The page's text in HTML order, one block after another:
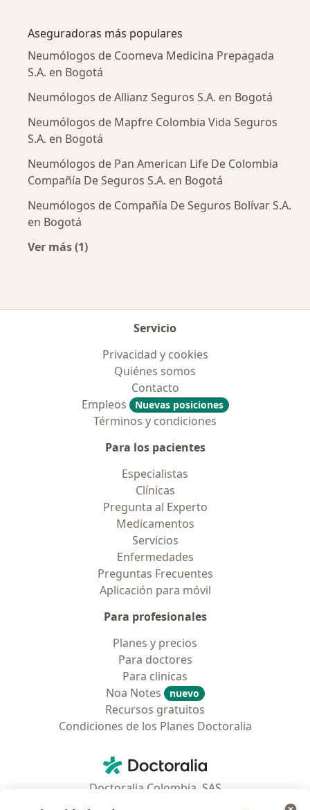
Aseguradoras más populares
Neumólogos de Coomeva Medicina Prepagada
S.A. en Bogotá
Neumólogos de Allianz Seguros S.A. en Bogotá
Neumólogos de Mapfre Colombia Vida Seguros
S.A. en Bogotá
Neumólogos de Pan American Life De Colombia
Compañía De Seguros S.A. en Bogotá
Neumólogos de Compañía De Seguros Bolívar S.A.
en Bogotá
Ver más (1)
Servicio
Privacidad y cookies
Quiénes somos
Contacto
Empleos
Nuevas posiciones
Términos y condiciones
Para los pacientes
Especialistas
Clínicas
Pregunta al Experto
Medicamentos
Servicios
Enfermedades
Preguntas Frecuentes
Aplicación para móvil
Para profesionales
Planes y precios
Para doctores
Para clinicas
Noa Notes
nuevo
Recursos gratuitos
Condiciones de los Planes Doctoralia
Doctoralia - Página de inicio
Doctoralia Colombia, SAS